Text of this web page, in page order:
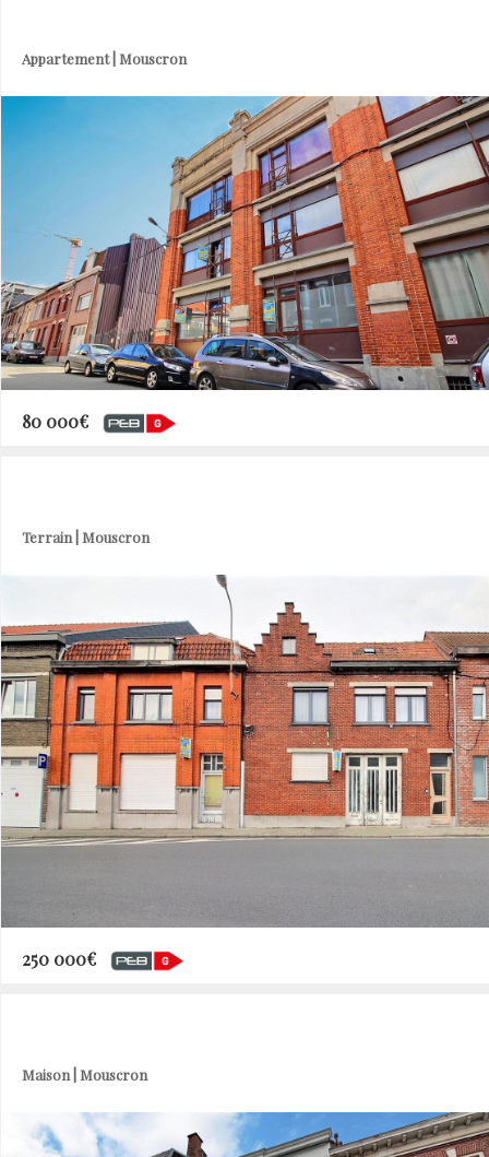
Appartement | Mouscron
80 000€
Terrain | Mouscron
250 000€
Maison | Mouscron